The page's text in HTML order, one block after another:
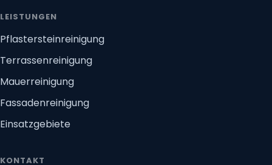
LEISTUNGEN
Pflastersteinreinigung
Terrassenreinigung
Mauerreinigung
Fassadenreinigung
Einsatzgebiete
KONTAKT